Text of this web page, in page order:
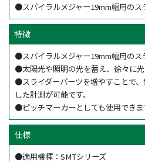
●スパイラルメジャー19mm幅用のス
特徴
●スパイラルメジャー19mm幅用のス
●太陽光や照明の光を蓄え、徐々に光
●スライダーパーツを増やすことで
した計測が可能です。
●ピッチマーカーとしても使用できま
仕様
●適用機種：SMTシリーズ